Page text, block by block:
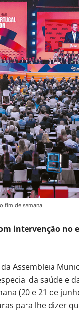
fim de semana
intervenção no
Assembleia
da saúde e
(20 e 21 de
para lhe dizer